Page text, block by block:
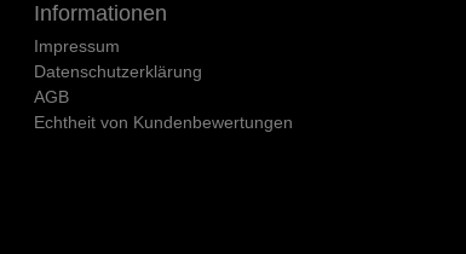
Informationen
Impressum
Daten­schutz­erklärung
AGB
Echtheit von Kundenbewertungen